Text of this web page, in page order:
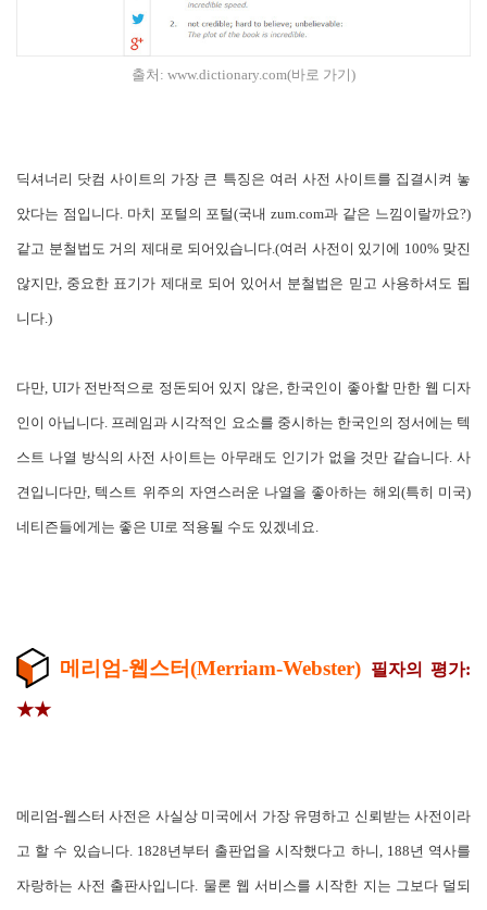
출처: www.dictionary.com(바로 가기)
딕셔너리 닷컴 사이트의 가장 큰 특징은 여러 사전 사이트를 집결시켜 놓
았다는 점입니다. 마치 포털의 포털(국내 zum.com과 같은 느낌이랄까요?)
같고 분철법도 거의 제대로 되어있습니다.(여러 사전이 있기에 100% 맞진
않지만, 중요한 표기가 제대로 되어 있어서 분철법은 믿고 사용하셔도 됩
니다.)
다만, UI가 전반적으로 정돈되어 있지 않은, 한국인이 좋아할 만한 웹 디자
인이 아닙니다. 프레임과 시각적인 요소를 중시하는 한국인의 정서에는 텍
스트 나열 방식의 사전 사이트는 아무래도 인기가 없을 것만 같습니다. 사
견입니다만, 텍스트 위주의 자연스러운 나열을 좋아하는 해외(특히 미국)
네티즌들에게는 좋은 UI로 적용될 수도 있겠네요.
메리엄-웹스터(Merriam-Webster) 필자의 평가:
★★
메리엄-웹스터 사전은 사실상 미국에서 가장 유명하고 신뢰받는 사전이라
고 할 수 있습니다. 1828년부터 출판업을 시작했다고 하니, 188년 역사를
자랑하는 사전 출판사입니다. 물론 웹 서비스를 시작한 지는 그보다 덜되